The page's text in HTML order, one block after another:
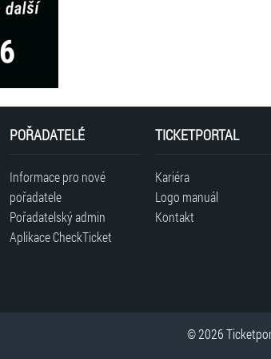
POŘADATELÉ
Informace pro nové
pořadatele
Pořadatelský admin
Aplikace CheckTicket
TICKETPORTAL
Kariéra
Logo manuál
Kontakt
© 2026